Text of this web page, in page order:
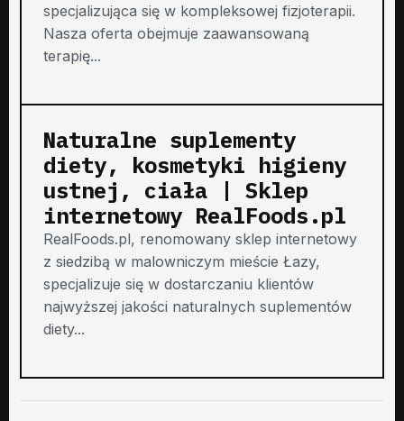
specjalizująca się w kompleksowej fizjoterapii.
Nasza oferta obejmuje zaawansowaną
terapię...
Naturalne suplementy
diety, kosmetyki higieny
ustnej, ciała | Sklep
internetowy RealFoods.pl
RealFoods.pl, renomowany sklep internetowy
z siedzibą w malowniczym mieście Łazy,
specjalizuje się w dostarczaniu klientów
najwyższej jakości naturalnych suplementów
diety...